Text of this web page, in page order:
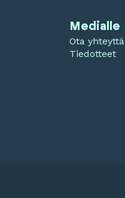
Medialle
Ota yhteyttä
Tiedotteet